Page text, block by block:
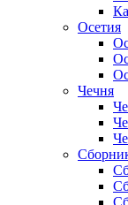
Осетия
Чечня